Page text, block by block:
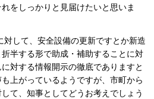
をしっかりと見届けたいと思いま
して、安全設備の更新ですとか新造
半する形で助成・補助することに対
対する情報開示の徹底でありますと
上がっているようですが、市町から
て、知事としてどうお考えでしょう